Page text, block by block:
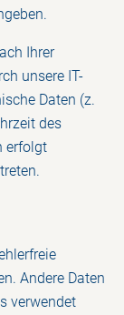
Ihrer
unsere IT-
Daten (z.
des
erfolgt
Andere Daten
verwendet